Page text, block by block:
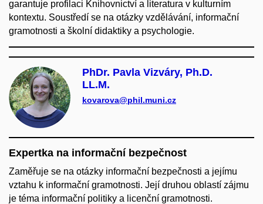
garantuje profilaci Knihovnictví a literatura v kulturním
kontextu. Soustředí se na otázky vzdělávání, informační
gramotnosti a školní didaktiky a psychologie.
PhDr. Pavla Vizváry, Ph.D.
LL.M.
kovarova@phil.muni.cz
Expertka na informační bezpečnost
Zaměřuje se na otázky informační bezpečnosti a jejímu
vztahu k informační gramotnosti. Její druhou oblastí zájmu
je téma informační politiky a licenční gramotnosti.